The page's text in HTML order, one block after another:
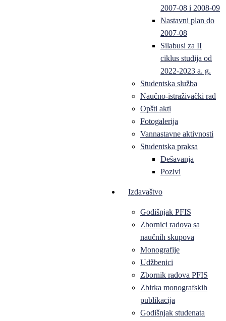
2007-08 i 2008-09
Nastavni plan do
2007-08
Silabusi za II
ciklus studija od
2022-2023 a. g.
Studentska služba
Naučno-istraživački rad
Opšti akti
Fotogalerija
Vannastavne aktivnosti
Studentska praksa
Dešavanja
Pozivi
Izdavaštvo
Godišnjak PFIS
Zbornici radova sa
naučnih skupova
Monografije
Udžbenici
Zbornik radova PFIS
Zbirka monografskih
publikacija
Godišnjak studenata